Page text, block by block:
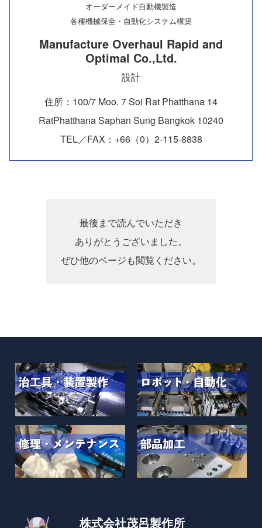
オーダーメイド自動機製造
各種機械保全・自動化システム構築
Manufacture Overhaul Rapid and
Optimal Co.,Ltd.
設計
住所：100/7 Moo. 7 Soi Rat Phatthana 14
RatPhatthana Saphan Sung Bangkok 10240
TEL／FAX：+66（0）2-115-8838
最後まで読んでいただき
ありがとうございました。
ぜひ他のページも閲覧ください。
株式会社茂呂製作所